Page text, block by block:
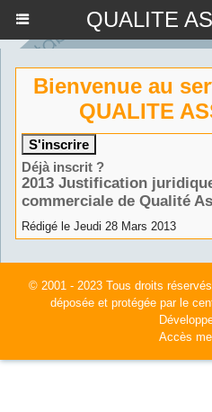
QUALITE
Bienvenue au
QUALITE
Déjà inscrit ?
2013 Justification
commerciale de Qualité
Rédigé le Jeudi 28 Mars 2013
© 2001 - 2023 Tous droits
déposée et protégée par le
Accès